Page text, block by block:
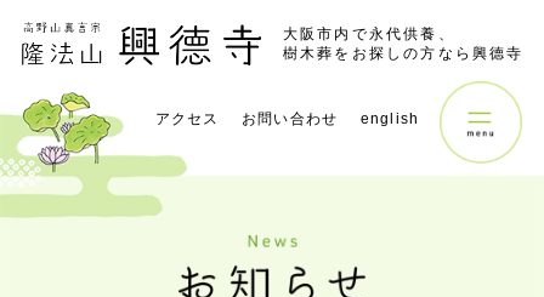
大阪市内で永代供養、
樹木葬をお探しの方なら興德寺
アクセス お問い合わせ english